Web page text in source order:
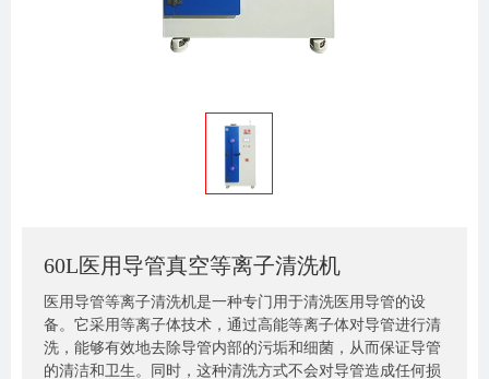
60L医用导管真空等离子清洗机
医用导管等离子清洗机是一种专门用于清洗医用导管的设
备。它采用等离子体技术，通过高能等离子体对导管进行清
洗，能够有效地去除导管内部的污垢和细菌，从而保证导管
的清洁和卫生。同时，这种清洗方式不会对导管造成任何损